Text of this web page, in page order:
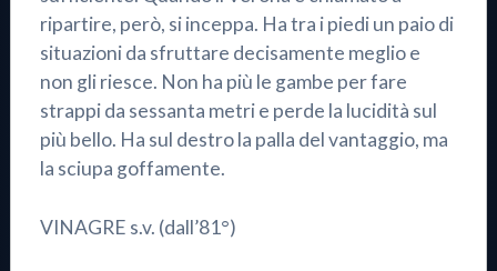
ripartire, però, si inceppa. Ha tra i piedi un paio di
situazioni da sfruttare decisamente meglio e
non gli riesce. Non ha più le gambe per fare
strappi da sessanta metri e perde la lucidità sul
più bello. Ha sul destro la palla del vantaggio, ma
la sciupa goffamente.
VINAGRE s.v. (dall’81°)